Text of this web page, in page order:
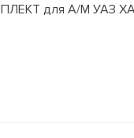
для А/М